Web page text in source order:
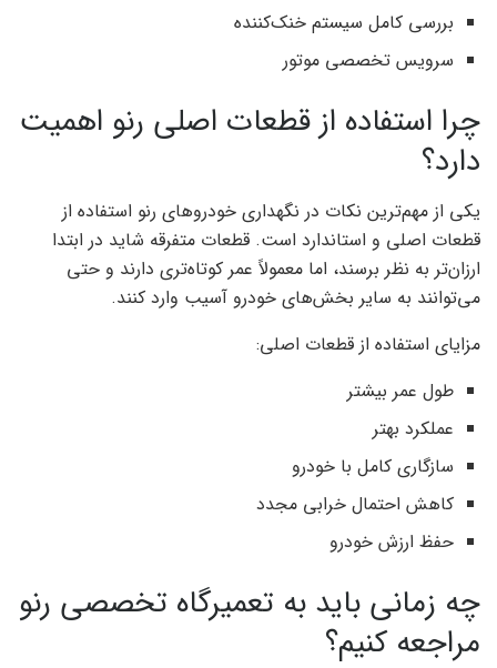
بررسی کامل سیستم خنک‌کننده
سرویس تخصصی موتور
چرا استفاده از قطعات اصلی رنو اهمیت
دارد؟
یکی از مهم‌ترین نکات در نگهداری خودروهای رنو استفاده از
قطعات اصلی و استاندارد است. قطعات متفرقه شاید در ابتدا
ارزان‌تر به نظر برسند، اما معمولاً عمر کوتاه‌تری دارند و حتی
می‌توانند به سایر بخش‌های خودرو آسیب وارد کنند.
مزایای استفاده از قطعات اصلی:
طول عمر بیشتر
عملکرد بهتر
سازگاری کامل با خودرو
کاهش احتمال خرابی مجدد
حفظ ارزش خودرو
چه زمانی باید به تعمیرگاه تخصصی رنو
مراجعه کنیم؟